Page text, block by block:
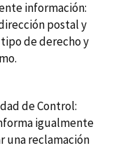
información:
postal y
de derecho y
de Control:
igualmente
una reclamación